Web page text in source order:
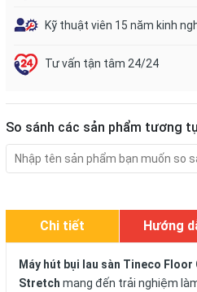
Kỹ thuật viên 15 năm kinh
Tư vấn tận tâm 24/24
So sánh các sản phẩm tương
Chi tiết Hướng
Máy hút bụi lau sàn Tineco Floor
Stretch mang đến trải nghiệm